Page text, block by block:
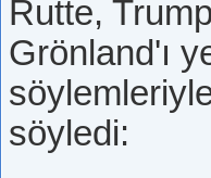
Rutte,
Grönland'ı
söyledi: